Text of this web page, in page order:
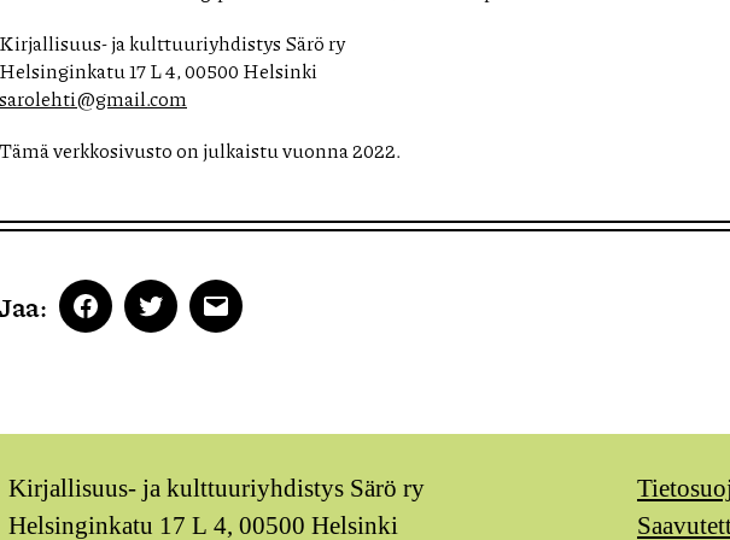
Kirjallisuus- ja kulttuuriyhdistys Särö ry
Helsinginkatu 17 L 4, 00500 Helsinki
sarolehti@gmail.com
Tämä verkkosivusto on julkaistu vuonna 2022.
Jaa: FacebookTwitterEmail
Kirjallisuus- ja kulttuuriyhdistys Särö ry
Helsinginkatu 17 L 4, 00500 Helsinki